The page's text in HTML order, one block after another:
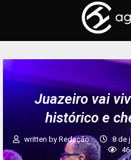
Juazeiro vai
histórico e
written by Redação 8 de